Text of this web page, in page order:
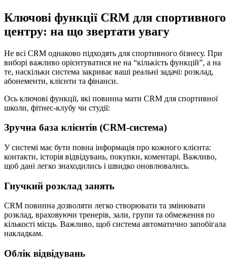
Ключові функції CRM для спортивного
центру: на що звертати увагу
Не всі CRM однаково підходять для спортивного бізнесу. При
виборі важливо орієнтуватися не на “кількість функцій”, а на
те, наскільки система закриває ваші реальні задачі: розклад,
абонементи, клієнти та фінанси.
Ось ключові функції, які повинна мати CRM для спортивної
школи, фітнес-клубу чи студії:
Зручна база клієнтів (CRM-система)
У системі має бути повна інформація про кожного клієнта:
контакти, історія відвідувань, покупки, коментарі. Важливо,
щоб дані легко знаходились і швидко оновлювались.
Гнучкий розклад занять
CRM повинна дозволяти легко створювати та змінювати
розклад, враховуючи тренерів, зали, групи та обмеження по
кількості місць. Важливо, щоб система автоматично запобігала
накладкам.
Облік відвідувань